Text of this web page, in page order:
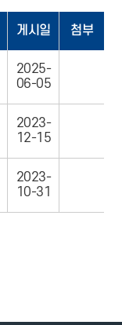
게시일 첨부
2025-
06-05
2023-
12-15
2023-
10-31